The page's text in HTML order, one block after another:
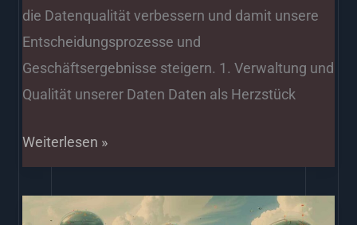
die Datenqualität verbessern und damit unsere
Entscheidungsprozesse und
Geschäftsergebnisse steigern. 1. Verwaltung und
Qualität unserer Daten Daten als Herzstück
Weiterlesen »
Künstliche